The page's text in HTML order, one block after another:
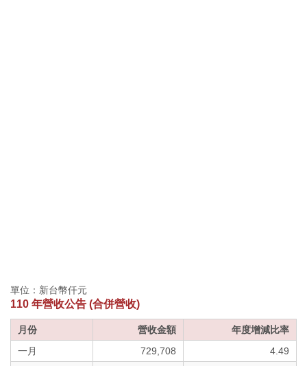
單位：新台幣仟元
110 年營收公告 (合併營收)
月份 營收金額
年度增減比率
一月
729,708
4.49